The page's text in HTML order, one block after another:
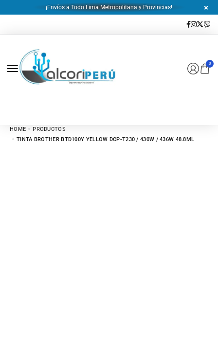
¡Envíos a Todo Lima Metropolitana y Provincias!
0
HOME
PRODUCTOS
TINTA BROTHER BTD100Y YELLOW DCP-T230 / 430W / 436W 48.8ML